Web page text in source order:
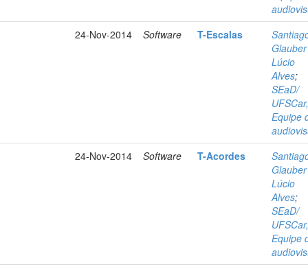
24-Nov-2014
Software T-Escalas
Glauber
Lúcio
Alves;
SEaD/
UFSCar,
Equipe
24-Nov-2014
Software T-Acordes
Glauber
Lúcio
Alves;
SEaD/
UFSCar,
Equipe